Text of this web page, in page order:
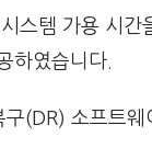
스템 가용 시
하였습니다.
(DR) 소프트